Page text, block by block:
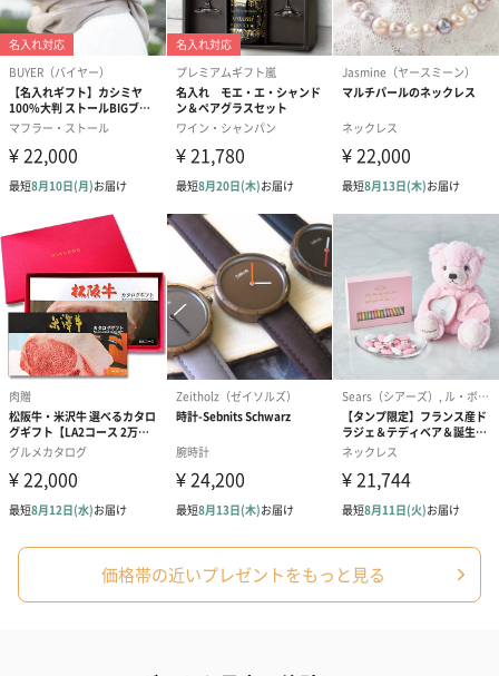
ドライフラワー・プリザーブドフラワー
自然のお花で作ったドライフラワー・プリザーブドフラワーを同
梱します。
一部花材が写真と異なる場合がございます。予めご了承くださ
い。パッケージに入れてお届けします。
プリザーブドフラワー
ブーケ（ピンク）
（2,580円）
プリザーブドフラワー
ブーケ（ブルー）
（2,580円）
アミュレット
紅茶・コーヒー・スイーツ
紅茶・コーヒー・スイーツを同梱してお届けいたします。ギフト
価格帯の近いプレゼントをもっと見る